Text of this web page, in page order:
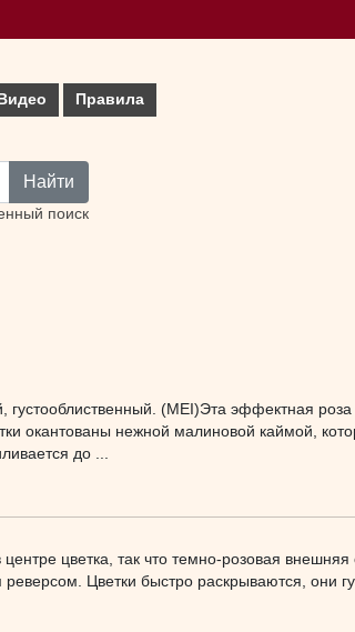
Видео Правила
Найти
поиск
густооблиственный. (MEI)Эта эффектная роза
окантованы нежной малиновой каймой,
до ...
цветка, так что темно-розовая внешняя
Цветки быстро раскрываются, они